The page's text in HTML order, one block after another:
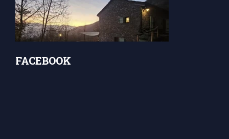
FACEBOOK